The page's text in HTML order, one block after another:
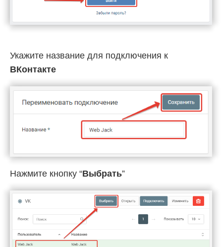
Укажите название для подключения к
ВКонтакте
Нажмите кнопку “Выбрать”